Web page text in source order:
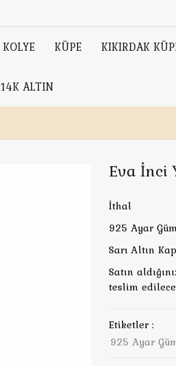
KOLYE KÜPE KIKIRDAK
14K ALTIN
Eva İnci
İthal
925 Ayar
Sarı Altın
Satın
teslim
Etiketler :
925 Ayar